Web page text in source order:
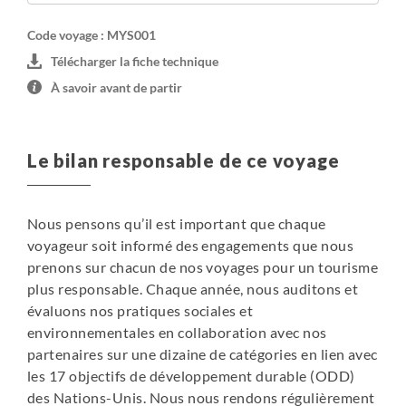
campement en dortoir ouvert, lits civière avec
moustiquaires. Salle de bain avec eau froide et toilettes à
partager. Pas de wifi.
• Kuala Terikan (confort simple) : nuit en maison longue
chez l'habitant, dortoir organisé dans la pièce principale
• Beaufort : Suasa Homestay (confort simple) : nuit en
dortoir avec ventilateurs et moustiquaires, électricité
partager. Pas de wifi.
• Tenom : Tenom Valley Lodge : nuit en chambre double
ou lits séparés, salles de bain privée (eau chaude),
climatisation, wifi disponible
• Bassin de Maliau : Maliau Basin Studies Centre
(confort simple) : nuit en chambre double ou lits séparés.
Electricité disponible de 7h du matin à 23h. Salle de bain
privée (eau froide). Wifi disponible mais aléatoire
• Mesilau : Tranquera House : lodge / maison d’hôtes
Code voyage : MYS001
Télécharger la fiche technique
À savoir avant de partir
Le bilan responsable de ce voyage
Nous pensons qu’il est important que chaque
voyageur soit informé des engagements que nous
prenons sur chacun de nos voyages pour un tourisme
plus responsable. Chaque année, nous auditons et
évaluons nos pratiques sociales et
environnementales en collaboration avec nos
partenaires sur une dizaine de catégories en lien avec
les 17 objectifs de développement durable (ODD)
des Nations-Unis. Nous nous rendons régulièrement